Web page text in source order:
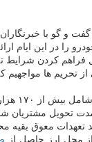
گو با
کردن شرایط
ها مواجهیم
تحویل مشتریان
محل ارز حاصل از